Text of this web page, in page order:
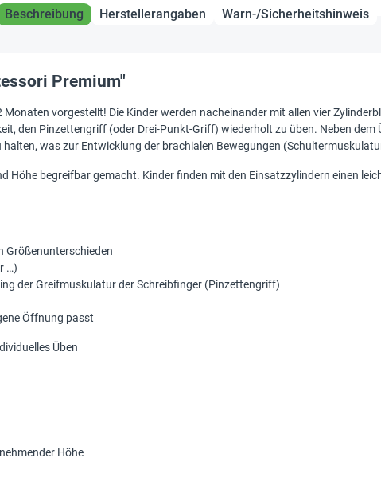
Beschreibung Herstellerangaben Warn-/Sicherheitshinweis
Premium"
vorgestellt! Die Kinder werden nacheinander mit allen vier
den Pinzettengriff (oder Drei-Punkt-Griff) wiederholt zu üben. Neben dem
was zur Entwicklung der brachialen Bewegungen
Höhe begreifbar gemacht. Kinder finden mit den Einsatzzylindern einen
Größenunterschieden
…)
der Greifmuskulatur der Schreibfinger (Pinzettengriff)
Öffnung passt
Üben
Höhe